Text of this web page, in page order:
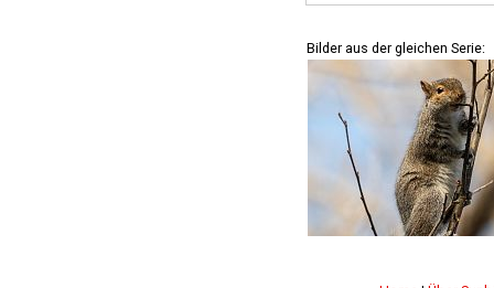
Bilder aus der gleichen Serie: